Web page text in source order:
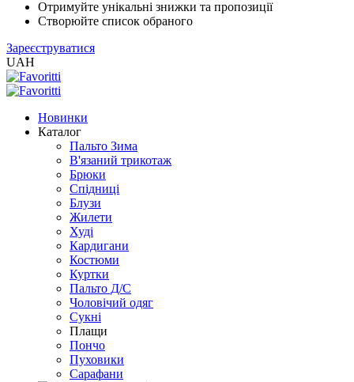
Отримуйте унікальні знижки та пропозиції
Створюйте список обраного
Зареєструватися
UAH
Новинки
Каталог
Пальто Зима
В'язаний трикотаж
Брюки
Спідниці
Блузи
Жилети
Худі
Кардигани
Костюми
Куртки
Пальто Д/С
Чоловічий одяг
Сукні
Плащи
Пончо
Пуховики
Сарафани
XLS
EXCEL
2005
(Опт)
XLSX